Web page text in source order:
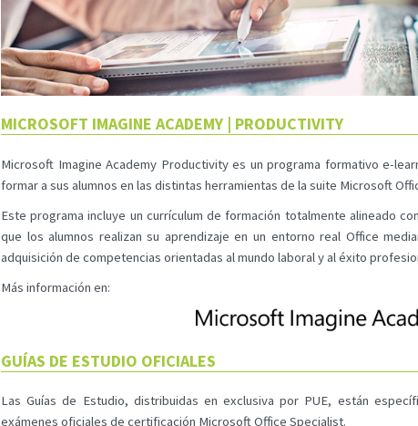
MICROSOFT IMAGINE ACADEMY | PRODUCTIVITY
Microsoft Imagine Academy Productivity es un programa formativo e-
formar a sus alumnos en las distintas herramientas de la suite Microsoft
Este programa incluye un currículum de formación totalmente alineado
que los alumnos realizan su aprendizaje en un entorno real Office
adquisición de competencias orientadas al mundo laboral y al éxito
Más información en:
GUÍAS DE ESTUDIO OFICIALES
Las Guías de Estudio, distribuidas en exclusiva por PUE, están
exámenes oficiales de certificación Microsoft Office Specialist.